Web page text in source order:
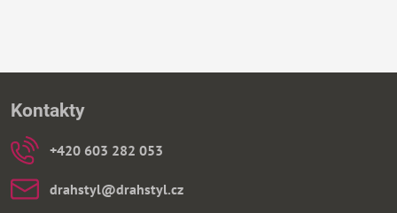
Kontakty
+420 603 282 053
drahstyl​@drahstyl​.cz